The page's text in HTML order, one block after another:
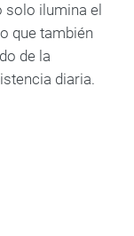
solo ilumina el
que también
de la
diaria.